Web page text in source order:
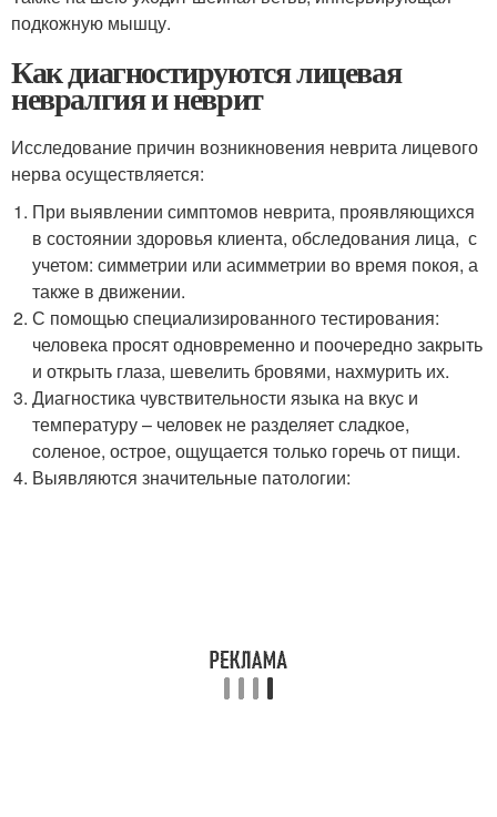
подкожную мышцу.
Как диагностируются лицевая
невралгия и неврит
Исследование причин возникновения неврита лицевого
нерва осуществляется:
При выявлении симптомов неврита, проявляющихся
в состоянии здоровья клиента, обследования лица, с
учетом: симметрии или асимметрии во время покоя, а
также в движении.
С помощью специализированного тестирования:
человека просят одновременно и поочередно закрыть
и открыть глаза, шевелить бровями, нахмурить их.
Диагностика чувствительности языка на вкус и
температуру – человек не разделяет сладкое,
соленое, острое, ощущается только горечь от пищи.
Выявляются значительные патологии: